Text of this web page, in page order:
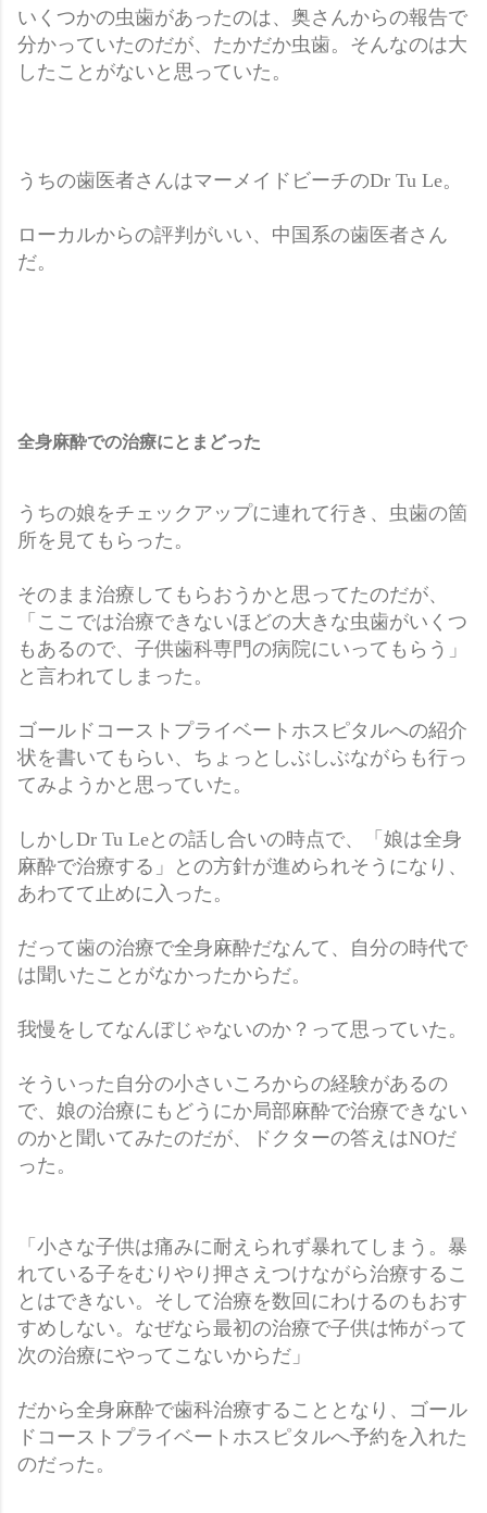
いくつかの虫歯があったのは、奥さんからの報告で
分かっていたのだが、たかだか虫歯。そんなのは大
したことがないと思っていた。
うちの歯医者さんはマーメイドビーチのDr Tu Le。
ローカルからの評判がいい、中国系の歯医者さん
だ。
全身麻酔での治療にとまどった
うちの娘をチェックアップに連れて行き、虫歯の箇
所を見てもらった。
そのまま治療してもらおうかと思ってたのだが、
「ここでは治療できないほどの大きな虫歯がいくつ
もあるので、子供歯科専門の病院にいってもらう」
と言われてしまった。
ゴールドコーストプライベートホスピタルへの紹介
状を書いてもらい、ちょっとしぶしぶながらも行っ
てみようかと思っていた。
しかしDr Tu Leとの話し合いの時点で、「娘は全身
麻酔で治療する」との方針が進められそうになり、
あわてて止めに入った。
だって歯の治療で全身麻酔だなんて、自分の時代で
は聞いたことがなかったからだ。
我慢をしてなんぼじゃないのか？って思っていた。
そういった自分の小さいころからの経験があるの
で、娘の治療にもどうにか局部麻酔で治療できない
のかと聞いてみたのだが、ドクターの答えはNOだ
った。
「小さな子供は痛みに耐えられず暴れてしまう。暴
れている子をむりやり押さえつけながら治療するこ
とはできない。そして治療を数回にわけるのもおす
すめしない。なぜなら最初の治療で子供は怖がって
次の治療にやってこないからだ」
だから全身麻酔で歯科治療することとなり、ゴール
ドコーストプライベートホスピタルへ予約を入れた
のだった。